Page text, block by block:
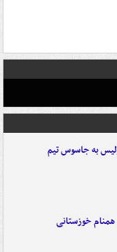
به جاسوس تیم
همنام خوزستانی